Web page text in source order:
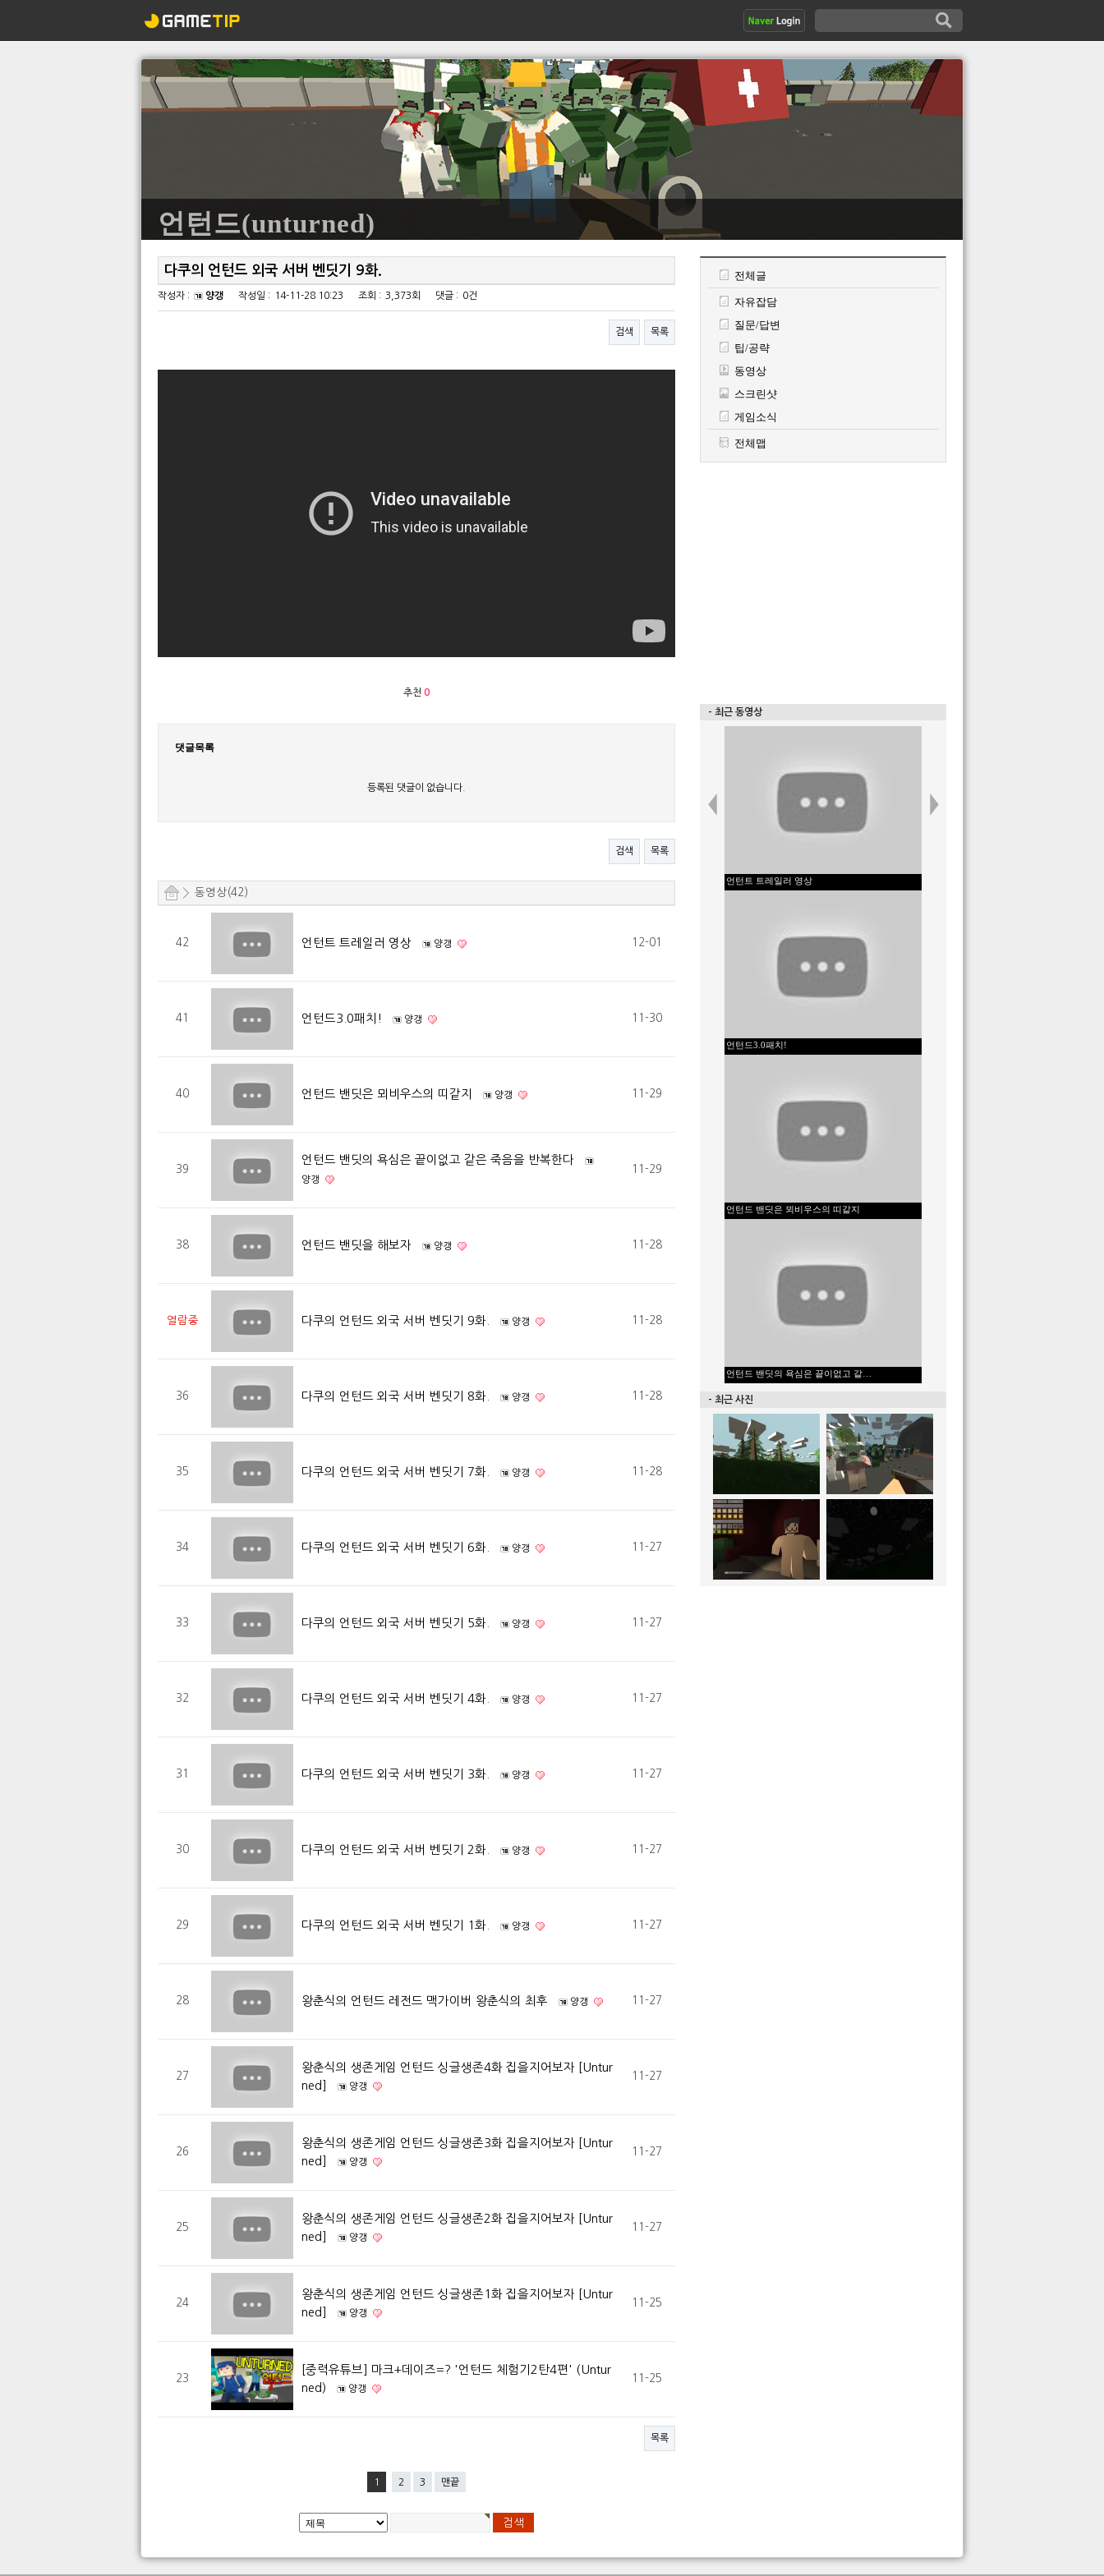
언턴드(unturned)
다쿠의 언턴드 외국 서버 벤딧기 9화.
작성자 : 양갱 작성일 : 14-11-28 10:23 조회 : 3,373회 댓글 : 0건
검색 목록
추천 0
댓글목록
등록된 댓글이 없습니다.
검색 목록
동영상(42)
42 언턴트 트레일러 영상 양갱 12-01
41 언턴드3.0패치! 양갱 11-30
40 언턴드 밴딧은 뫼비우스의 띠같지 양갱 11-29
39
언턴드 밴딧의 욕심은 끝이없고 같은 죽음을 반복한다
양갱
11-29
38 언턴드 밴딧을 해보자 양갱 11-28
열람중 다쿠의 언턴드 외국 서버 벤딧기 9화. 양갱 11-28
36 다쿠의 언턴드 외국 서버 벤딧기 8화. 양갱 11-28
35 다쿠의 언턴드 외국 서버 벤딧기 7화. 양갱 11-28
34 다쿠의 언턴드 외국 서버 벤딧기 6화. 양갱 11-27
33 다쿠의 언턴드 외국 서버 벤딧기 5화. 양갱 11-27
32 다쿠의 언턴드 외국 서버 벤딧기 4화. 양갱 11-27
31 다쿠의 언턴드 외국 서버 벤딧기 3화. 양갱 11-27
30 다쿠의 언턴드 외국 서버 벤딧기 2화. 양갱 11-27
29 다쿠의 언턴드 외국 서버 벤딧기 1화. 양갱 11-27
28 왕춘식의 언턴드 레전드 맥가이버 왕춘식의 최후 양갱 11-27
27
왕춘식의 생존게임 언턴드 싱글생존4화 집을지어보자 [Untur
ned]
양갱
11-27
26
왕춘식의 생존게임 언턴드 싱글생존3화 집을지어보자 [Untur
ned]
양갱
11-27
25
왕춘식의 생존게임 언턴드 싱글생존2화 집을지어보자 [Untur
ned]
양갱
11-27
24
왕춘식의 생존게임 언턴드 싱글생존1화 집을지어보자 [Untur
ned]
양갱
11-25
23
[중력유튜브] 마크+데이즈=? '언턴드 체험기2탄4편' (Untur
ned)
양갱
11-25
목록
1 2 3 맨끝
전체글
자유잡담
질문/답변
팁/공략
동영상
스크린샷
게임소식
전체맵
- 최근 동영상
언턴트 트레일러 영상
언턴드3.0패치!
언턴드 밴딧은 뫼비우스의 띠같지
언턴드 밴딧의 욕심은 끝이없고 같…
- 최근 사진